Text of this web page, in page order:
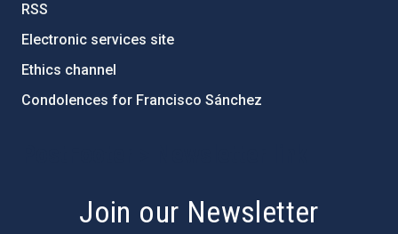
RSS
Electronic services site
Ethics channel
Condolences for Francisco Sánchez
Join our Newsletter